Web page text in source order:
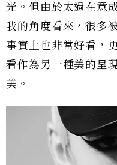
光。但由於太過在意
我的角度看來，很多
事實上也非常好看，
看作為另一種美的呈
美。」